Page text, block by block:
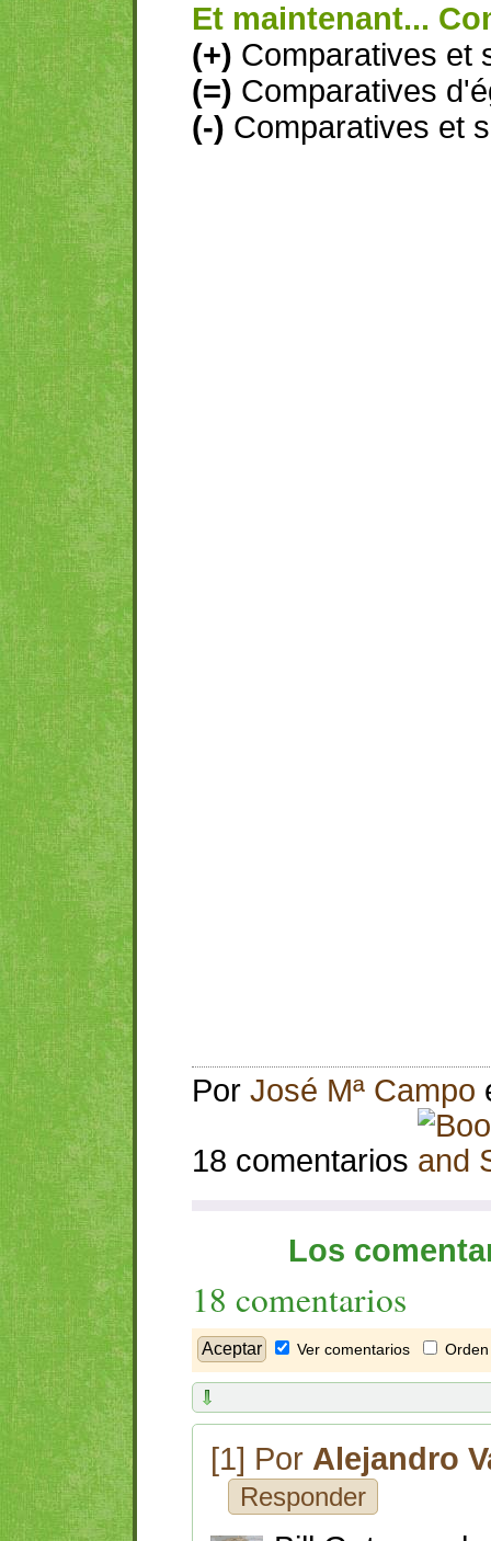
Et maintenant...
(+) Comparatives et
(=) Comparatives
(-) Comparatives et
Por José Mª Campo
18 comentarios
Los
18 comentarios
Ver comentarios
[1] Por Alejandro
Responder